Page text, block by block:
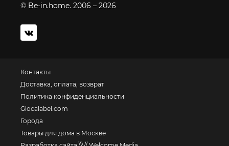
© Be-in.home. 2006 – 2026
Контакты
Доставка, оплата, возврат
Политика конфиденциальности
Glocalabel.com
Города
Товары для дома в Москве